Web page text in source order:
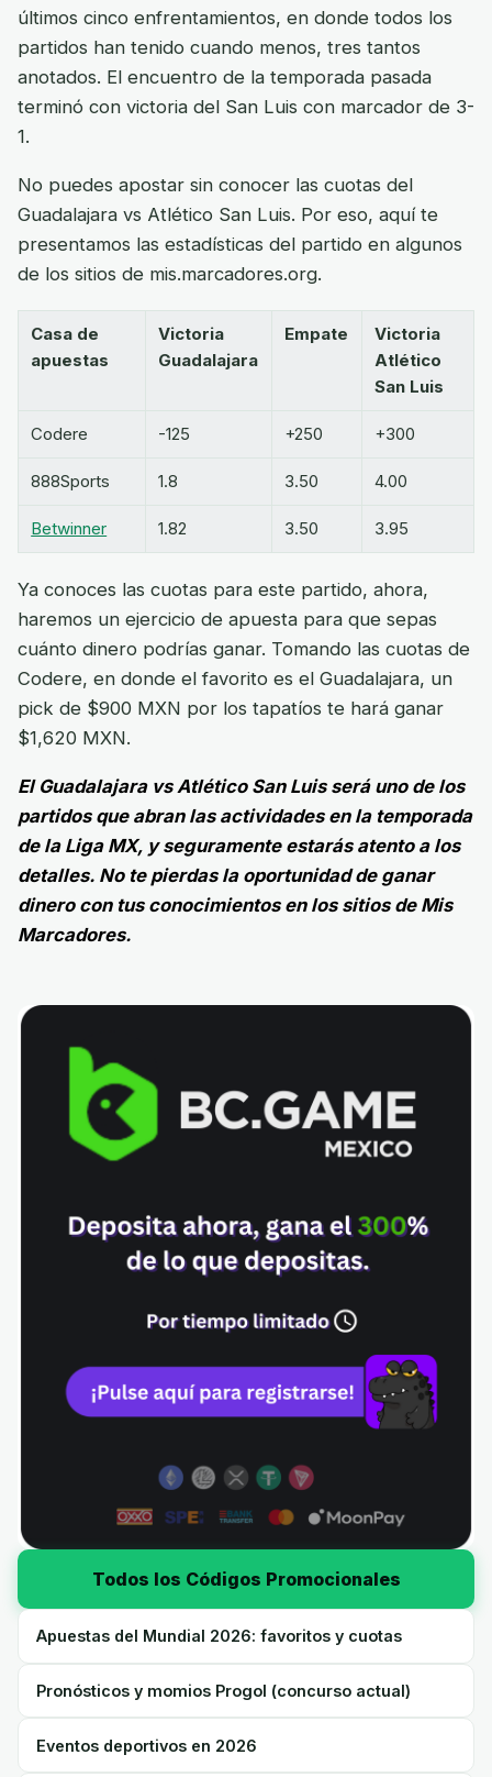
últimos cinco enfrentamientos, en donde todos los
partidos han tenido cuando menos, tres tantos
anotados. El encuentro de la temporada pasada
terminó con victoria del San Luis con marcador de 3-
1.
No puedes apostar sin conocer las cuotas del
Guadalajara vs Atlético San Luis. Por eso, aquí te
presentamos las estadísticas del partido en algunos
de los sitios de mis.marcadores.org.
Casa de
apuestas
Victoria
Guadalajara
Empate
Victoria
Atlético
San Luis
Codere -125 +250 +300
888Sports 1.8 3.50 4.00
Betwinner 1.82 3.50 3.95
Ya conoces las cuotas para este partido, ahora,
haremos un ejercicio de apuesta para que sepas
cuánto dinero podrías ganar. Tomando las cuotas de
Codere, en donde el favorito es el Guadalajara, un
pick de $900 MXN por los tapatíos te hará ganar
$1,620 MXN.
El Guadalajara vs Atlético San Luis será uno de los
partidos que abran las actividades en la temporada
de la Liga MX, y seguramente estarás atento a los
detalles. No te pierdas la oportunidad de ganar
dinero con tus conocimientos en los sitios de Mis
Marcadores.
Todos los Códigos Promocionales
Apuestas del Mundial 2026: favoritos y cuotas
Pronósticos y momios Progol (concurso actual)
Eventos deportivos en 2026